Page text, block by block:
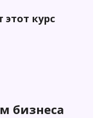
курс
бизнеса